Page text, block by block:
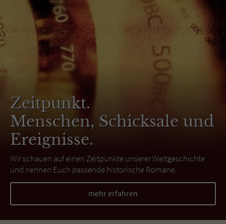
Zeitpunkt.
Menschen, Schicksale und
Ereignisse.
Wir schauen auf einen Zeitpunkte unserer Weltgeschichte
und nennen Euch passende historische Romane.
mehr erfahren